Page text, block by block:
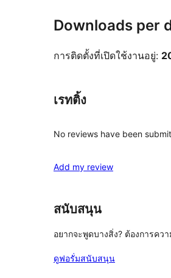
Downloads per
การติดตั้งที่เปิดใช้งานอยู่:
เรทติ้ง
No reviews have been
Add my review
สนับสนุน
อยากจะพูดบางสิ่ง? ต้องการคว
ดูฟอรั่มสนับสนุน